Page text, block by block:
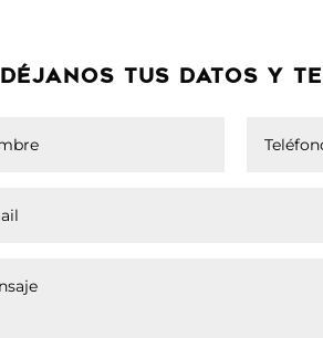
DÉJANOS TUS DATOS Y